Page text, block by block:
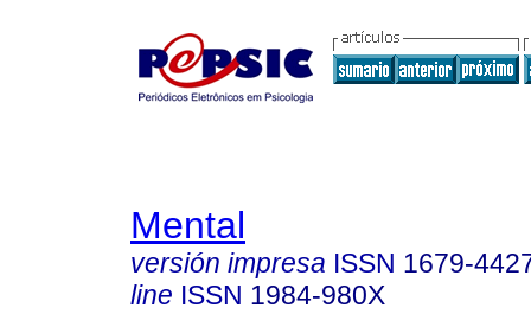
Mental
versión impresa ISSN 1679-
line ISSN 1984-980X